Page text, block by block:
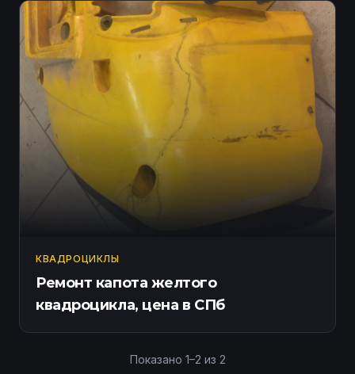
КВАДРОЦИКЛЫ
Ремонт капота желтого
квадроцикла, цена в СПб
Показано 1–2 из 2